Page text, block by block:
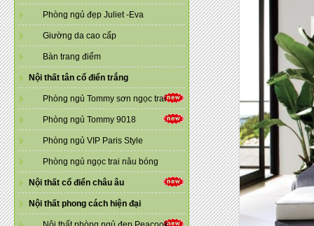
Phòng ngủ đẹp Juliet -Eva
Giường da cao cấp
Bàn trang điểm
Nội thất tân cổ điển trắng
Phòng ngủ Tommy sơn ngọc trai
Phòng ngủ Tommy 9018
Phòng ngủ VIP Paris Style
Phòng ngủ ngọc trai nâu bóng
Nội thất cổ điển châu âu
Nội thất phong cách hiện đại